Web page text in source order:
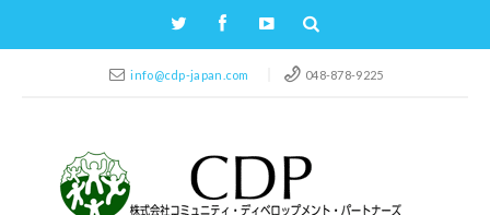
info@cdp-japan.com 048-878-9225